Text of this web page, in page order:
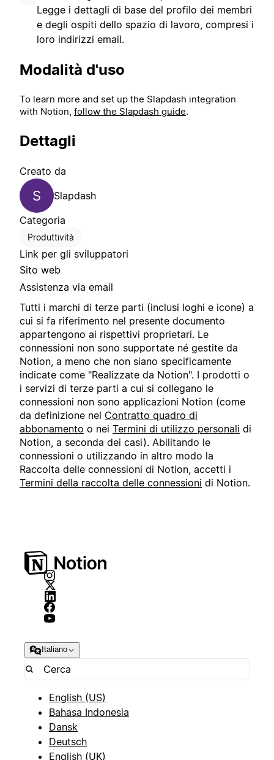
Legge i dettagli di base del profilo dei membri
e degli ospiti dello spazio di lavoro, compresi i
loro indirizzi email.
Modalità d'uso
To learn more and set up the Slapdash integration
with Notion, follow the Slapdash guide.
Dettagli
Creato da
S
Slapdash
Categoria
Produttività
Link per gli sviluppatori
Sito web
Assistenza via email
Tutti i marchi di terze parti (inclusi loghi e icone) a
cui si fa riferimento nel presente documento
appartengono ai rispettivi proprietari. Le
connessioni non sono supportate né gestite da
Notion, a meno che non siano specificamente
indicate come "Realizzate da Notion". I prodotti o
i servizi di terze parti a cui si collegano le
connessioni non sono applicazioni Notion (come
da definizione nel Contratto quadro di
abbonamento o nei Termini di utilizzo personali di
Notion, a seconda dei casi). Abilitando le
connessioni o utilizzando in altro modo la
Raccolta delle connessioni di Notion, accetti i
Termini della raccolta delle connessioni di Notion.
Italiano
English (US)
Bahasa Indonesia
Dansk
Deutsch
English (UK)